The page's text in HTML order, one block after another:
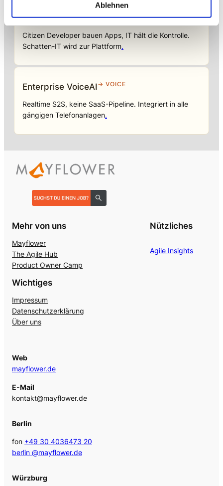
Ablehnen
Amicable→ PLATFORM
Citizen Developer bauen Apps, IT hält die Kontrolle.
Schatten-IT wird zur Plattform.
Enterprise VoiceAI→ VOICE
Realtime S2S, keine SaaS-Pipeline. Integriert in alle
gängigen Telefonanlagen.
Mehr von uns
Mayflower
The Agile Hub
Product Owner Camp
Nützliches
Agile Insights
Wichtiges
Impressum
Datenschutzerklärung
Über uns
Web
mayflower.de
E-Mail
kontakt@mayflower.de
Berlin
fon +49 30 4036473 20
berlin @mayflower.de
Würzburg